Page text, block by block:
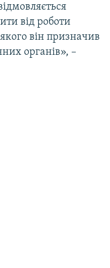
від роботи
він призначив
органів», –